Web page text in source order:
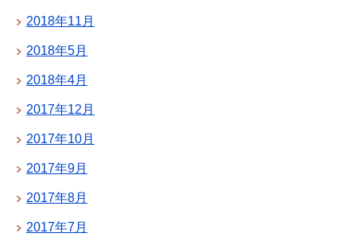
2018年11月
2018年5月
2018年4月
2017年12月
2017年10月
2017年9月
2017年8月
2017年7月